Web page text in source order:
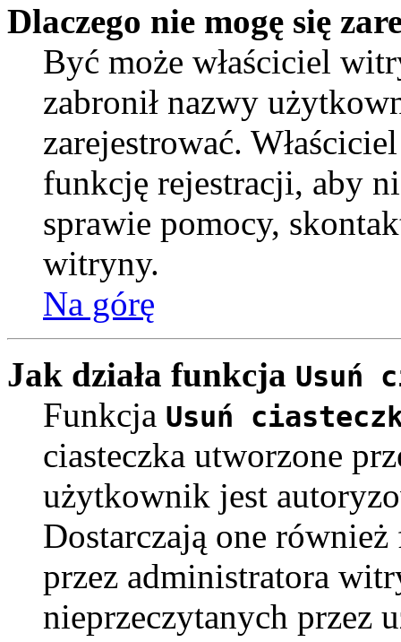
Dlaczego nie mogę się
Być może właściciel
zabronił nazwy
zarejestrować.
funkcję rejestracji, aby
sprawie pomocy,
witryny.
Na górę
Jak działa funkcja Usuń
Funkcja Usuń
ciasteczka utworzone
użytkownik jest
Dostarczają one również
przez administratora
nieprzeczytanych przez